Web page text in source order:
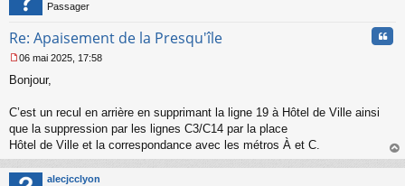
Passager
Re: Apaisement de la Presqu'île
e
s
g
e
n
o
06 mai 2025, 17:58
Bonjour,
C’est un recul en arrière en supprimant la ligne 19 à Hôtel de Ville ainsi
que la suppression par les lignes C3/C14 par la place
Hôtel de Ville et la correspondance avec les métros À et C.
au
alecjcclyon